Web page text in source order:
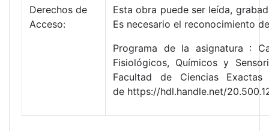
Derechos de
Acceso:
Esta obra puede ser leída,
Es necesario el reconocimiento
Programa de la asignatura :
Fisiológicos, Químicos y
Facultad de Ciencias
de https://hdl.handle.net/